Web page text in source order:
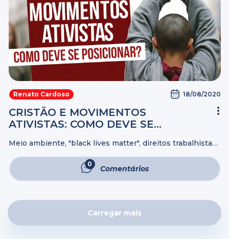
Renato Cardoso 18/08/2020
CRISTÃO E MOVIMENTOS
ATIVISTAS: COMO DEVE SE
Meio ambiente, "black lives matter", direitos trabalhistas,
e é bem longa. Muitos são os movimentos que tem
incitado e unido pessoas até ...
0 Comentários
Carregar mais